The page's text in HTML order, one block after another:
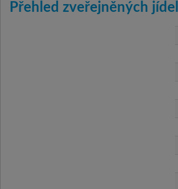
Přehled zveřejněných